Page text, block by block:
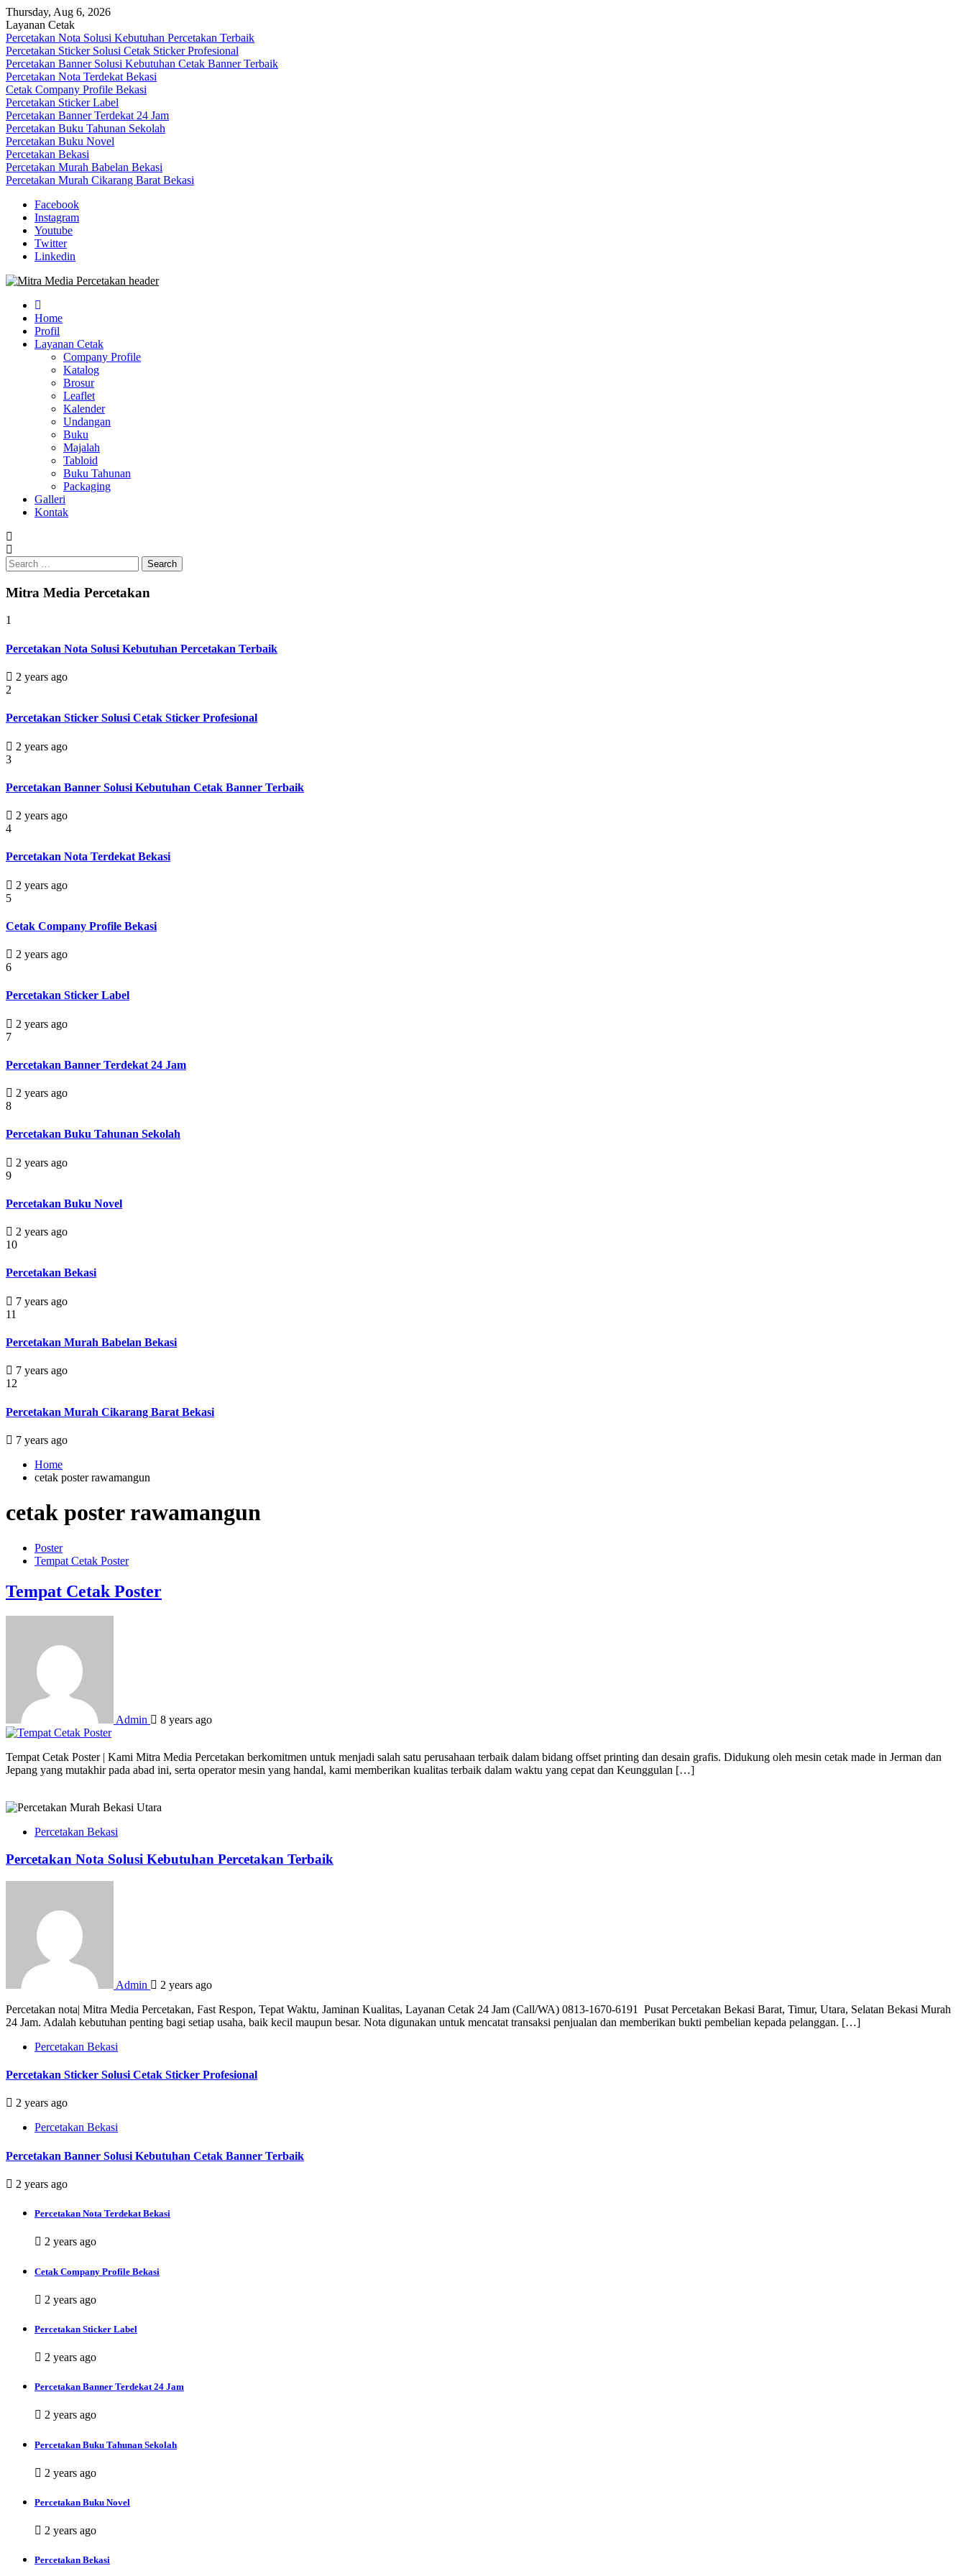
Skip
to
content
Thursday, Aug 6, 2026
Layanan Cetak
Percetakan Nota Solusi Kebutuhan Percetakan Terbaik
Percetakan Sticker Solusi Cetak Sticker Profesional
Percetakan Banner Solusi Kebutuhan Cetak Banner Terbaik
Percetakan Nota Terdekat Bekasi
Cetak Company Profile Bekasi
Percetakan Sticker Label
Percetakan Banner Terdekat 24 Jam
Percetakan Buku Tahunan Sekolah
Percetakan Buku Novel
Percetakan Bekasi
Percetakan Murah Babelan Bekasi
Percetakan Murah Cikarang Barat Bekasi
Facebook
Instagram
Youtube
Twitter
Linkedin
Mitra Media Percetakan Bekasi 0813-1670-6191
0813-1670-6191 (Call/WA) Perusahaan Tempat Alamat Jasa Pusat Percetakan Bekasi Barat Timur Utara Selatan Murah 24 Jam
Home
Profil
Layanan Cetak
Company Profile
Katalog
Brosur
Leaflet
Kalender
Undangan
Buku
Majalah
Tabloid
Buku Tahunan
Packaging
Galleri
Kontak
Search
for:
Mitra Media Percetakan
1
Percetakan Nota Solusi Kebutuhan Percetakan Terbaik
2 years ago
2
Percetakan Sticker Solusi Cetak Sticker Profesional
2 years ago
3
Percetakan Banner Solusi Kebutuhan Cetak Banner Terbaik
2 years ago
4
Percetakan Nota Terdekat Bekasi
2 years ago
5
Cetak Company Profile Bekasi
2 years ago
6
Percetakan Sticker Label
2 years ago
7
Percetakan Banner Terdekat 24 Jam
2 years ago
8
Percetakan Buku Tahunan Sekolah
2 years ago
9
Percetakan Buku Novel
2 years ago
10
Percetakan Bekasi
7 years ago
11
Percetakan Murah Babelan Bekasi
7 years ago
12
Percetakan Murah Cikarang Barat Bekasi
7 years ago
Home
cetak poster rawamangun
cetak poster rawamangun
Poster
Tempat Cetak Poster
Tempat Cetak Poster
Admin 8 years ago
Tempat Cetak Poster | Kami Mitra Media Percetakan berkomitmen untuk menjadi salah satu perusahaan terbaik dalam bidang offset printing dan desain grafis. Didukung oleh mesin cetak made in Jerman dan
Jepang yang mutakhir pada abad ini, serta operator mesin yang handal, kami memberikan kualitas terbaik dalam waktu yang cepat dan Keunggulan […]
Percetakan Bekasi
Percetakan Nota Solusi Kebutuhan Percetakan Terbaik
Admin
2 years ago
Percetakan nota| Mitra Media Percetakan, Fast Respon, Tepat Waktu, Jaminan Kualitas, Layanan Cetak 24 Jam (Call/WA) 0813-1670-6191 Pusat Percetakan Bekasi Barat, Timur, Utara, Selatan Bekasi Murah
24 Jam. Adalah kebutuhan penting bagi setiap usaha, baik kecil maupun besar. Nota digunakan untuk mencatat transaksi penjualan dan memberikan bukti pembelian kepada pelanggan. […]
Percetakan Bekasi
Percetakan Sticker Solusi Cetak Sticker Profesional
2 years ago
Percetakan Bekasi
Percetakan Banner Solusi Kebutuhan Cetak Banner Terbaik
2 years ago
Percetakan Nota Terdekat Bekasi
2 years ago
Cetak Company Profile Bekasi
2 years ago
Percetakan Sticker Label
2 years ago
Percetakan Banner Terdekat 24 Jam
2 years ago
Percetakan Buku Tahunan Sekolah
2 years ago
Percetakan Buku Novel
2 years ago
Percetakan Bekasi